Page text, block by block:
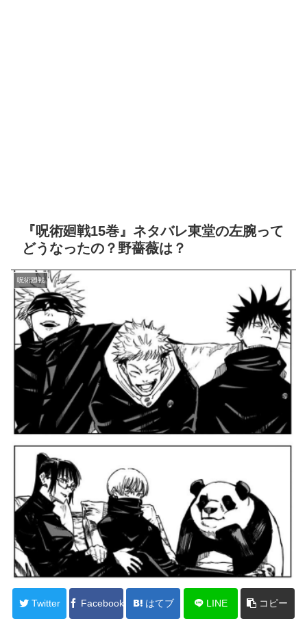
『呪術廻戦15巻』ネタバレ東堂の左腕って
どうなったの？野薔薇は？
呪術廻戦
Twitter Facebook はてブ LINE コピー